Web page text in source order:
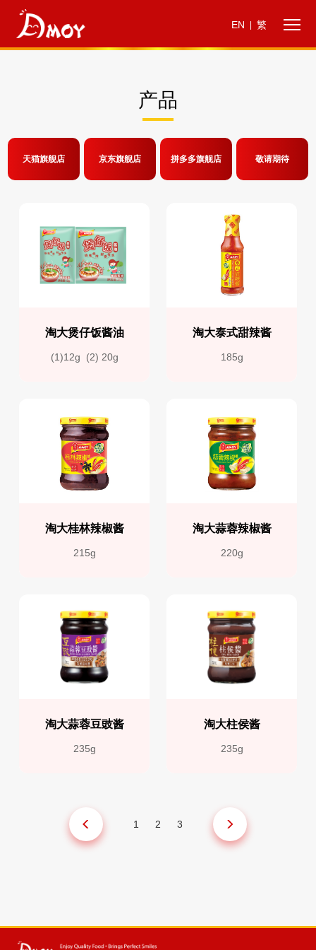
EN 繁
产品
天猫旗舰店 京东旗舰店 拼多多旗舰店 敬请期待
淘大煲仔饭酱油
(1)12g  (2) 20g
淘大泰式甜辣酱
185g
淘大桂林辣椒酱
215g
淘大蒜蓉辣椒酱
220g
淘大蒜蓉豆豉酱
235g
淘大柱侯酱
235g
1 2 3